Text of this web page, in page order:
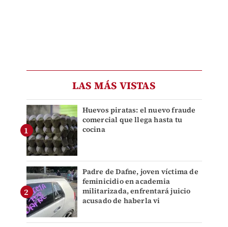
LAS MÁS VISTAS
Huevos piratas: el nuevo fraude
comercial que llega hasta tu
cocina
Padre de Dafne, joven víctima de
feminicidio en academia
militarizada, enfrentará juicio
acusado de haberla vi